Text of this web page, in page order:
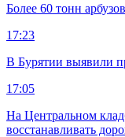
Более 60 тонн
17:23
В Бурятии выявили
17:05
На Центральном
восстанавливать